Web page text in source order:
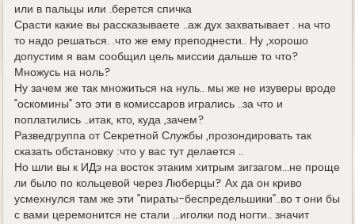
или в пальцы или .берется спичка
Срасти какие вы рассказываете ..аж дух захватывает . на что
то надо решаться. .что же ему преподнести.. Ну ,хорошо
допустим я вам сообщил цель миссии дальше то что?
Множусь на ноль?
Ну зачем же так множиться на нуль.. мы же не изуверы вроде
"оскомины" это эти в комиссаров игрались ..за что и
поплатились ..итак, кто, куда ,зачем?
Разведгруппа от Секретной Службы ,прозондировать так
сказать обстановку :что у вас тут делается ..
Но шли вы к ИДэ на восток этаким хитрым зигзагом...не проще
ли было по кольцевой через Люберцы? Ах да он криво
усмехнулся там же эти "пираты-беспредельшики"..во т они бы
с вами церемонится не стали ...иголки под ногти.. значит